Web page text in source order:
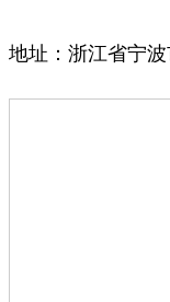
地址：浙江省宁